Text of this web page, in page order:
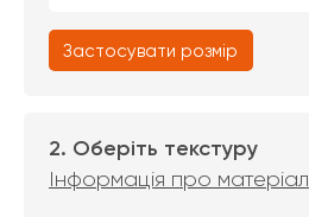
Застосувати розмір
2. Оберіть текстуру
Інформація про матеріал